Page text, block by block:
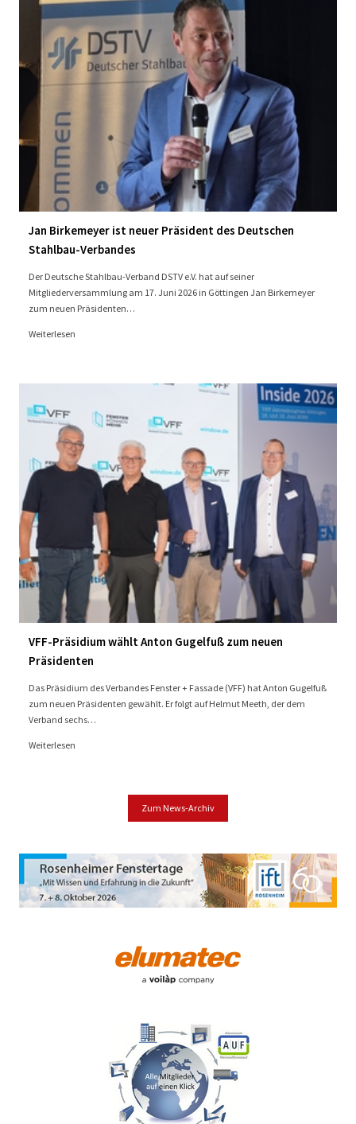
Jan Birkemeyer ist neuer Präsident des Deutschen
Stahlbau-Verbandes
Der Deutsche Stahlbau-Verband DSTV e.V. hat auf seiner
Mitgliederversammlung am 17. Juni 2026 in Göttingen Jan Birkemeyer
zum neuen Präsidenten…
Weiterlesen
VFF-Präsidium wählt Anton Gugelfuß zum neuen
Präsidenten
Das Präsidium des Verbandes Fenster + Fassade (VFF) hat Anton Gugelfuß
zum neuen Präsidenten gewählt. Er folgt auf Helmut Meeth, der dem
Verband sechs…
Weiterlesen
Zum News-Archiv